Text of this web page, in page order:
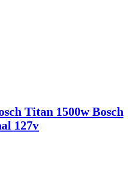
Titan 1500w Bosch
127v